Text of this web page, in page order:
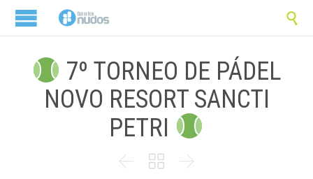

7º TORNEO DE PÁDEL
NOVO RESORT SANCTI
PETRI
  